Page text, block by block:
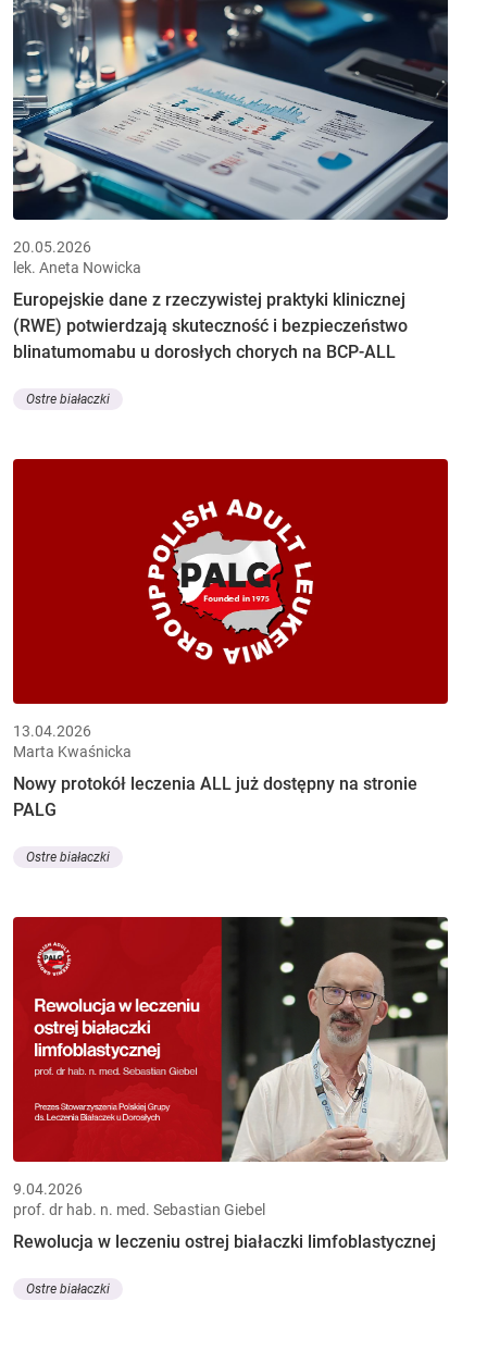
20.05.2026
lek. Aneta Nowicka
Europejskie dane z rzeczywistej praktyki klinicznej
(RWE) potwierdzają skuteczność i bezpieczeństwo
blinatumomabu u dorosłych chorych na BCP-ALL
Ostre białaczki
13.04.2026
Marta Kwaśnicka
Nowy protokół leczenia ALL już dostępny na stronie
PALG
Ostre białaczki
9.04.2026
prof. dr hab. n. med. Sebastian Giebel
Rewolucja w leczeniu ostrej białaczki limfoblastycznej
Ostre białaczki